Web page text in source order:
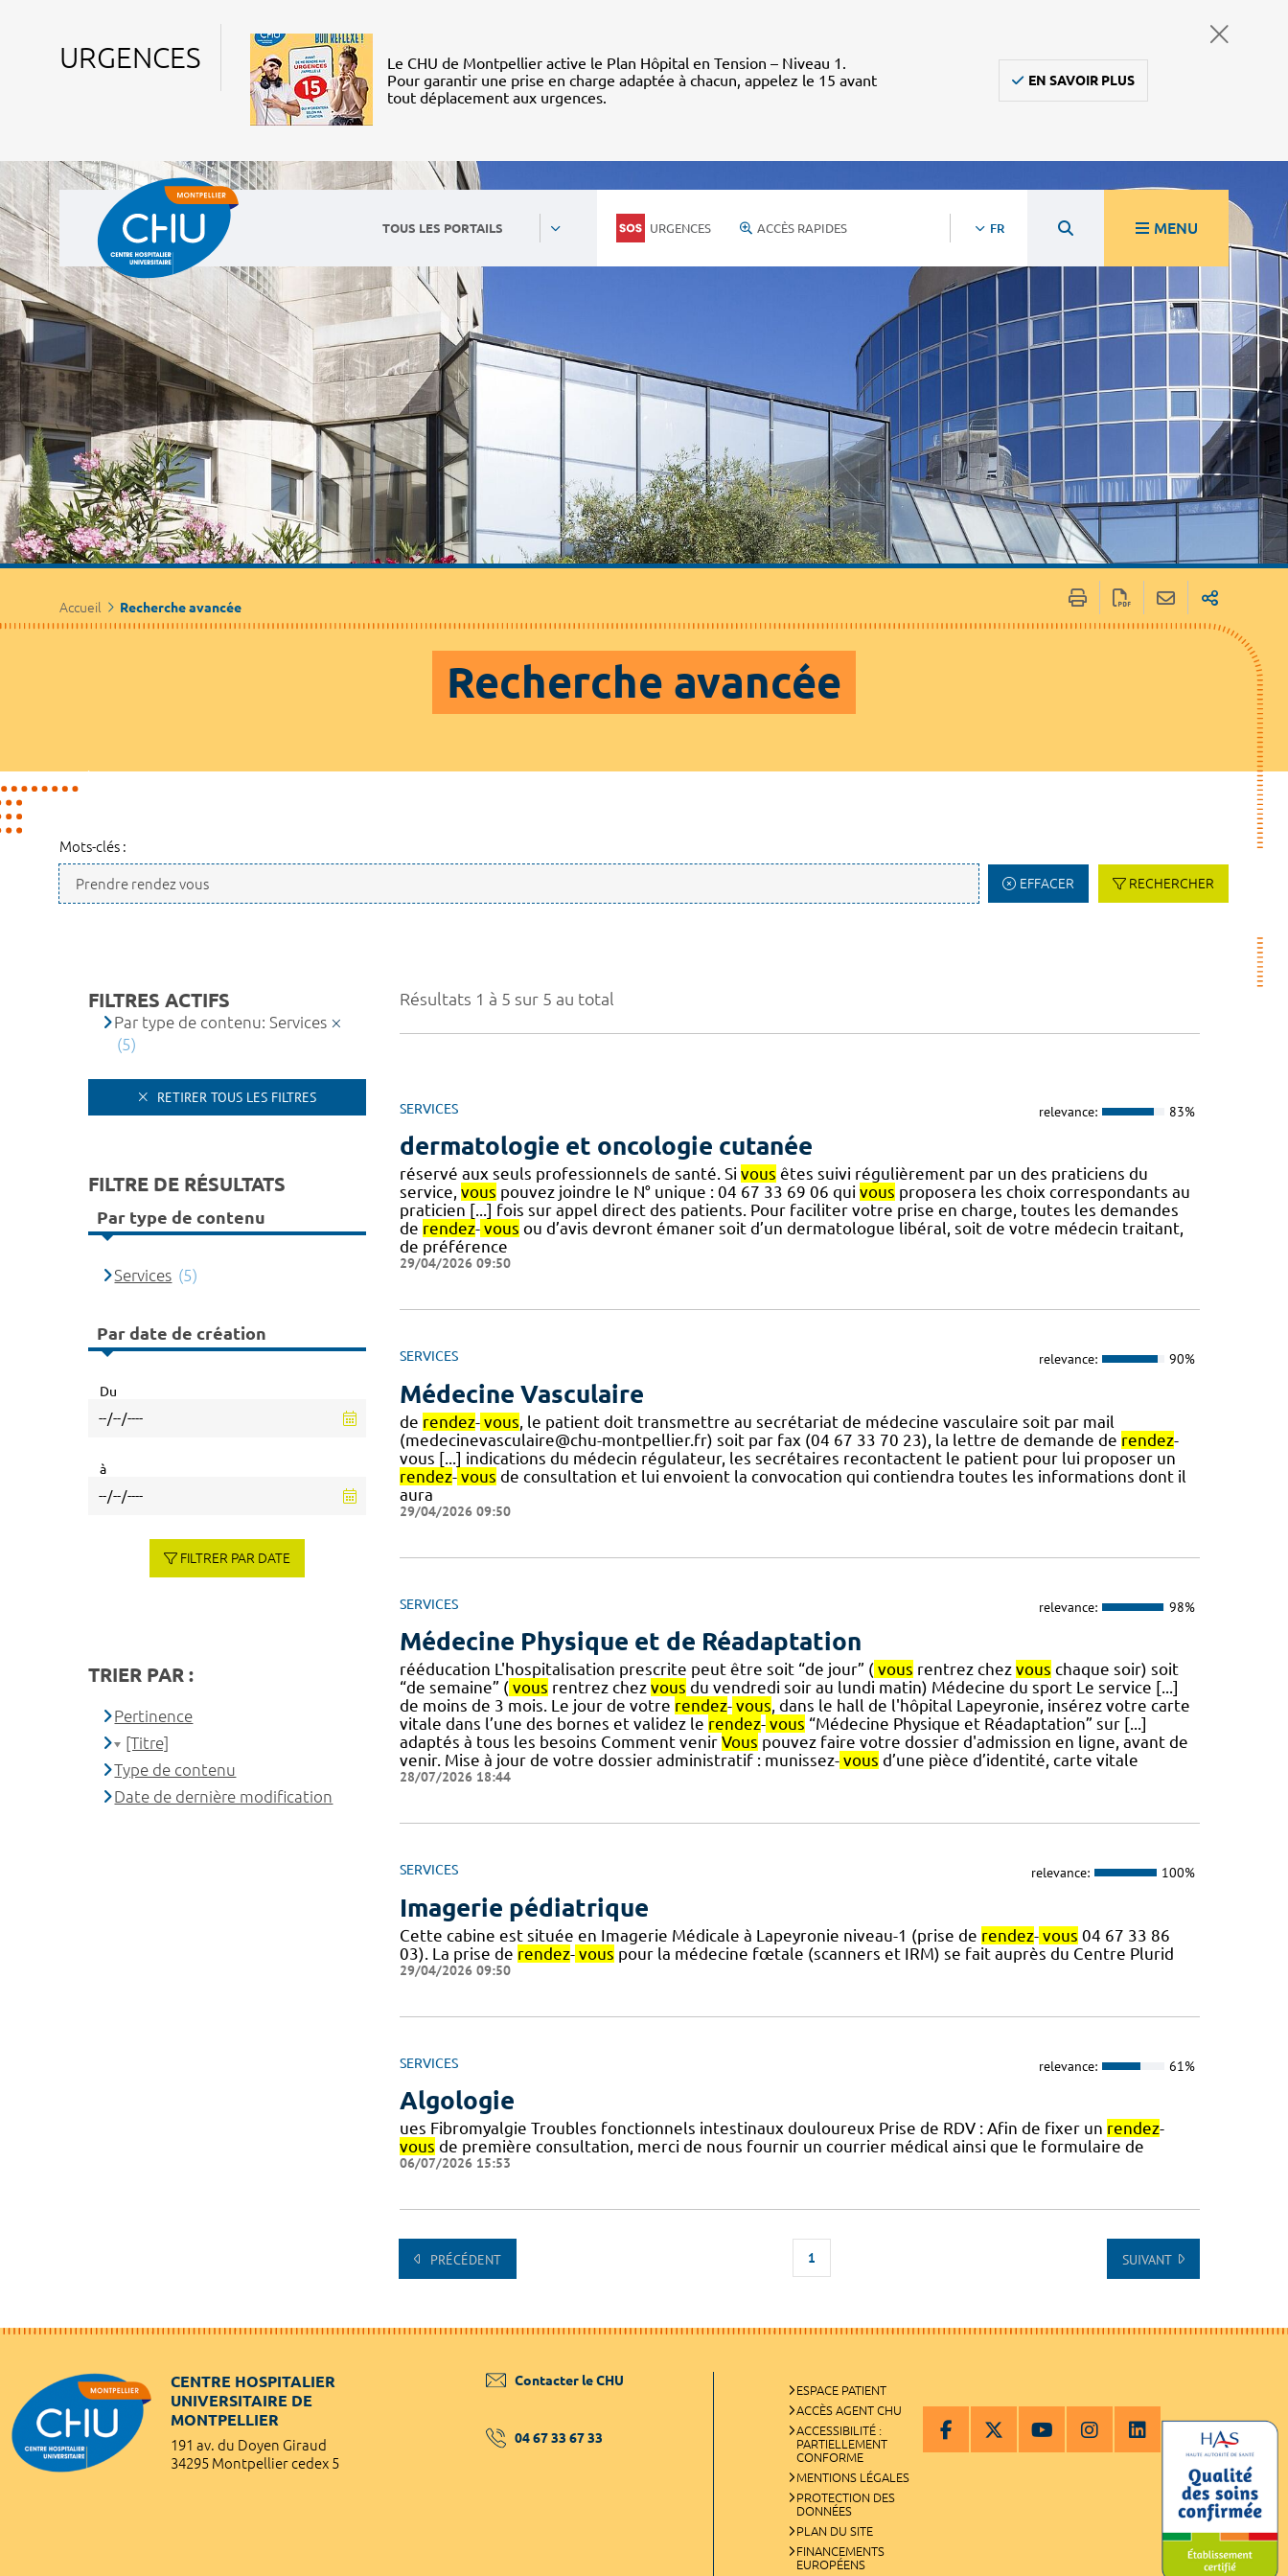
URGENCES
Le CHU de Montpellier active le Plan Hôpital en Tension – Niveau 1.
Pour garantir une prise en charge adaptée à chacun, appelez le 15 avant
tout déplacement aux urgences.
EN SAVOIR PLUS
TOUS LES PORTAILS URGENCES ACCÈS RAPIDES FR MENU
Accueil Recherche avancée
Recherche avancée
Mots-clés :
EFFACER RECHERCHER
Résultats 1 à 5 sur 5 au total
SERVICES relevance: 83%
dermatologie et oncologie cutanée
réservé aux seuls professionnels de santé. Si vous êtes suivi régulièrement par un des praticiens du
service, vous pouvez joindre le N° unique : 04 67 33 69 06 qui vous proposera les choix correspondants au
praticien [...] fois sur appel direct des patients. Pour faciliter votre prise en charge, toutes les demandes
de rendez- vous ou d’avis devront émaner soit d’un dermatologue libéral, soit de votre médecin traitant,
de préférence
29/04/2026 09:50
SERVICES relevance: 90%
Médecine Vasculaire
de rendez- vous, le patient doit transmettre au secrétariat de médecine vasculaire soit par mail
(medecinevasculaire@chu-montpellier.fr) soit par fax (04 67 33 70 23), la lettre de demande de rendez-
vous [...] indications du médecin régulateur, les secrétaires recontactent le patient pour lui proposer un
rendez- vous de consultation et lui envoient la convocation qui contiendra toutes les informations dont il
aura
29/04/2026 09:50
SERVICES relevance: 98%
Médecine Physique et de Réadaptation
rééducation L'hospitalisation prescrite peut être soit “de jour” ( vous rentrez chez vous chaque soir) soit
“de semaine” ( vous rentrez chez vous du vendredi soir au lundi matin) Médecine du sport Le service [...]
de moins de 3 mois. Le jour de votre rendez- vous, dans le hall de l'hôpital Lapeyronie, insérez votre carte
vitale dans l’une des bornes et validez le rendez- vous “Médecine Physique et Réadaptation” sur [...]
adaptés à tous les besoins Comment venir Vous pouvez faire votre dossier d'admission en ligne, avant de
venir. Mise à jour de votre dossier administratif : munissez- vous d’une pièce d’identité, carte vitale
28/07/2026 18:44
SERVICES relevance: 100%
Imagerie pédiatrique
Cette cabine est située en Imagerie Médicale à Lapeyronie niveau-1 (prise de rendez- vous 04 67 33 86
03). La prise de rendez- vous pour la médecine fœtale (scanners et IRM) se fait auprès du Centre Plurid
29/04/2026 09:50
SERVICES relevance: 61%
Algologie
ues Fibromyalgie Troubles fonctionnels intestinaux douloureux Prise de RDV : Afin de fixer un rendez-
vous de première consultation, merci de nous fournir un courrier médical ainsi que le formulaire de
06/07/2026 15:53
PRÉCÉDENT 1 SUIVANT
FILTRES ACTIFS
Par type de contenu: Services
(5)
RETIRER TOUS LES FILTRES
FILTRE DE RÉSULTATS
Par type de contenu
Services (5)
Par date de création
Du
à
FILTRER PAR DATE
TRIER PAR :
Pertinence
[Titre]
Type de contenu
Date de dernière modification
CENTRE HOSPITALIER
UNIVERSITAIRE DE
MONTPELLIER
191 av. du Doyen Giraud
34295 Montpellier cedex 5
Contacter le CHU
04 67 33 67 33
ESPACE PATIENT
ACCÈS AGENT CHU
ACCESSIBILITÉ :
PARTIELLEMENT
CONFORME
MENTIONS LÉGALES
PROTECTION DES
DONNÉES
PLAN DU SITE
FINANCEMENTS
EUROPÉENS